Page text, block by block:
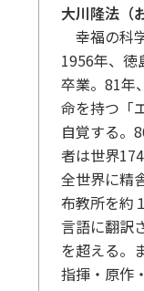
大川隆法（
幸福の科
1956年、徳
卒業。81年
命を持つ「
自覚する。
者は世界
全世界に精
布教所を約
言語に翻訳
を超える。
指揮・原作